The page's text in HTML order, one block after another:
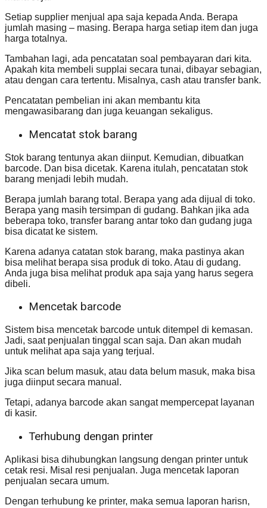
Setiap supplier menjual apa saja kepada Anda. Berapa
jumlah masing – masing. Berapa harga setiap item dan juga
harga totalnya.
Tambahan lagi, ada pencatatan soal pembayaran dari kita.
Apakah kita membeli supplai secara tunai, dibayar sebagian,
atau dengan cara tertentu. Misalnya, cash atau transfer bank.
Pencatatan pembelian ini akan membantu kita
mengawasibarang dan juga keuangan sekaligus.
Mencatat stok barang
Stok barang tentunya akan diinput. Kemudian, dibuatkan
barcode. Dan bisa dicetak. Karena itulah, pencatatan stok
barang menjadi lebih mudah.
Berapa jumlah barang total. Berapa yang ada dijual di toko.
Berapa yang masih tersimpan di gudang. Bahkan jika ada
beberapa toko, transfer barang antar toko dan gudang juga
bisa dicatat ke sistem.
Karena adanya catatan stok barang, maka pastinya akan
bisa melihat berapa sisa produk di toko. Atau di gudang.
Anda juga bisa melihat produk apa saja yang harus segera
dibeli.
Mencetak barcode
Sistem bisa mencetak barcode untuk ditempel di kemasan.
Jadi, saat penjualan tinggal scan saja. Dan akan mudah
untuk melihat apa saja yang terjual.
Jika scan belum masuk, atau data belum masuk, maka bisa
juga diinput secara manual.
Tetapi, adanya barcode akan sangat mempercepat layanan
di kasir.
Terhubung dengan printer
Aplikasi bisa dihubungkan langsung dengan printer untuk
cetak resi. Misal resi penjualan. Juga mencetak laporan
penjualan secara umum.
Dengan terhubung ke printer, maka semua laporan harisn,